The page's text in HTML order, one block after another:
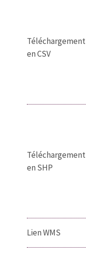
Téléchargement
en CSV
Téléchargement
en SHP
Lien WMS